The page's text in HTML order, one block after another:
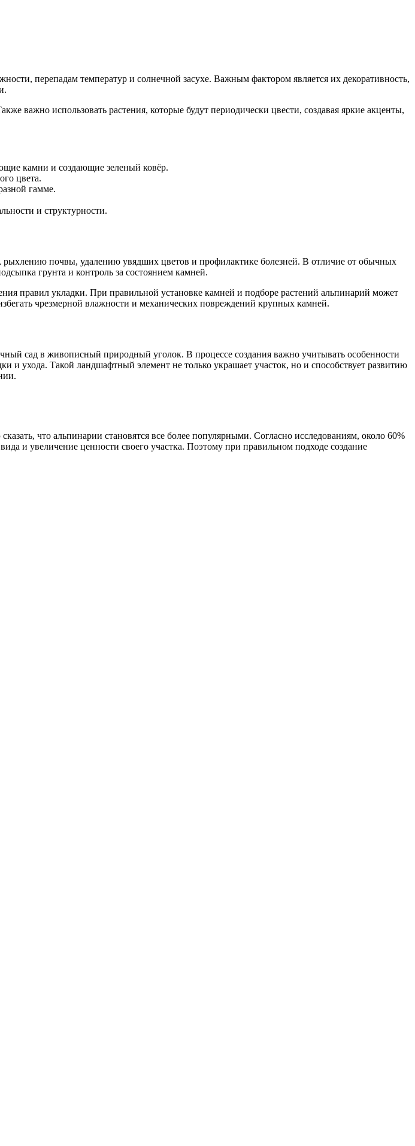
перепадам температур и солнечной засухе. Важным фактором является их декоративность,
важно использовать растения, которые будут периодически цвести, создавая яркие акценты,
камни и создающие зеленый ковёр.
цвета.
гамме.
и структурности.
почвы, удалению увядших цветов и профилактике болезней. В отличие от обычных
грунта и контроль за состоянием камней.
правил укладки. При правильной установке камней и подборе растений альпинарий может
чрезмерной влажности и механических повреждений крупных камней.
сад в живописный природный уголок. В процессе создания важно учитывать особенности
и ухода. Такой ландшафтный элемент не только украшает участок, но и способствует развитию
что альпинарии становятся все более популярными. Согласно исследованиям, около 60%
и увеличение ценности своего участка. Поэтому при правильном подходе создание